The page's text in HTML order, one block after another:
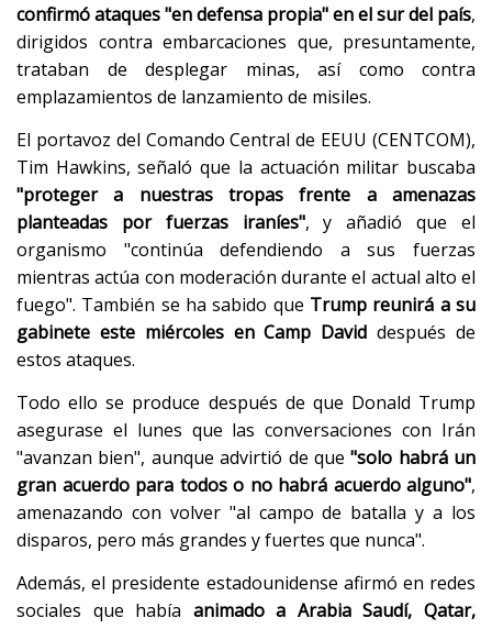
confirmó ataques "en defensa propia" en el sur del país,
dirigidos contra embarcaciones que, presuntamente,
trataban de desplegar minas, así como contra
emplazamientos de lanzamiento de misiles.
El portavoz del Comando Central de EEUU (CENTCOM),
Tim Hawkins, señaló que la actuación militar buscaba
"proteger a nuestras tropas frente a amenazas
planteadas por fuerzas iraníes", y añadió que el
organismo "continúa defendiendo a sus fuerzas
mientras actúa con moderación durante el actual alto el
fuego". También se ha sabido que Trump reunirá a su
gabinete este miércoles en Camp David después de
estos ataques.
Todo ello se produce después de que Donald Trump
asegurase el lunes que las conversaciones con Irán
"avanzan bien", aunque advirtió de que"solo habrá un
gran acuerdo para todos o no habrá acuerdo alguno",
amenazando con volver "al campo de batalla y a los
disparos, pero más grandes y fuertes que nunca".
Además, el presidente estadounidense afirmó en redes
sociales que había animado a Arabia Saudí, Qatar,